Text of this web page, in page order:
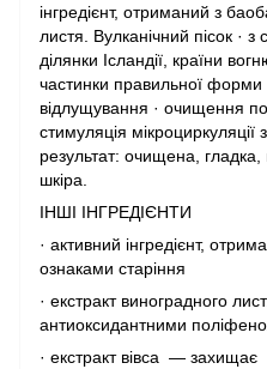
інгредієнт, отриманий з
листя. Вулканічний пісок ·
ділянки Ісландії, країни
частинки правильної форми
відлущування · очищення
стимуляція
результат: очищена,
шкіра.
ІНШІ ІНГРЕДІЄНТИ
· активний інгредієнт,
ознаками старіння
· екстракт виноградного
антиоксидантними
· екстракт вівса — захищає